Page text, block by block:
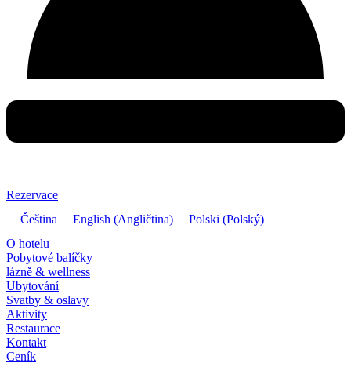
Rezervace
Čeština
English (Angličtina) Polski (Polský)
O hotelu
Pobytové balíčky
lázně & wellness
Ubytování
Svatby & oslavy
Aktivity
Restaurace
Kontakt
Ceník